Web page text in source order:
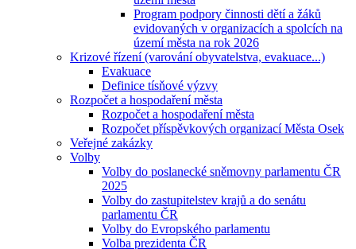
Program podpory činnosti dětí a žáků
evidovaných v organizacích a spolcích na
území města na rok 2026
Krizové řízení (varování obyvatelstva, evakuace...)
Evakuace
Definice tísňové výzvy
Rozpočet a hospodaření města
Rozpočet a hospodaření města
Rozpočet příspěvkových organizací Města Osek
Veřejné zakázky
Volby
Volby do poslanecké sněmovny parlamentu ČR
2025
Volby do zastupitelstev krajů a do senátu
parlamentu ČR
Volby do Evropského parlamentu
Volba prezidenta ČR